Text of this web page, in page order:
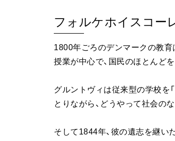
フォルケホイスコー
1800年ごろのデンマークの教育
授業が中心で、国民のほとんど
グルントヴィは従来型の学校を
とりながら、どうやって社会の
そして1844年、彼の遺志を継い